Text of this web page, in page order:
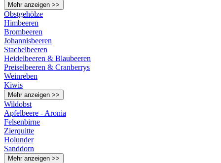
Mehr anzeigen >>
Obstgehölze
Himbeeren
Brombeeren
Johannisbeeren
Stachelbeeren
Heidelbeeren & Blaubeeren
Preiselbeeren & Cranberrys
Weinreben
Kiwis
Mehr anzeigen >>
Wildobst
Apfelbeere - Aronia
Felsenbirne
Zierquitte
Holunder
Sanddorn
Mehr anzeigen >>